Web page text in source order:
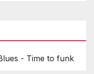
- Time to funk